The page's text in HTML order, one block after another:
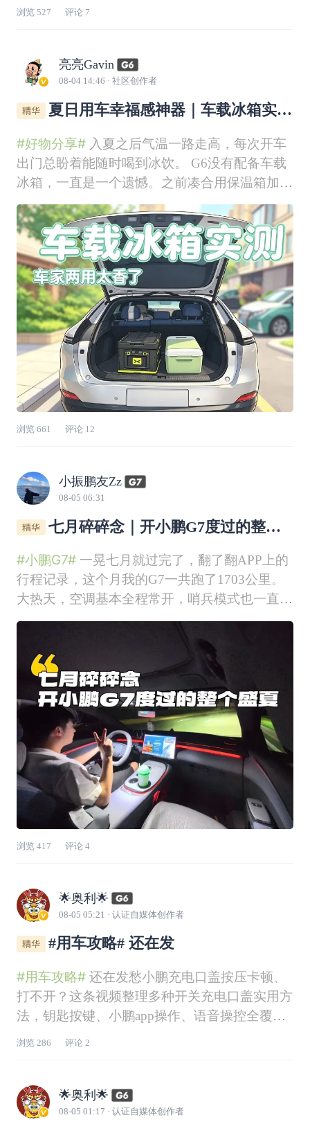
浏览 527 评论 7
亮亮Gavin
08-04 14:46 · 社区创作者
夏日用车幸福感神器｜车载冰箱实
#好物分享#入夏之后气温一路走高，每次开车
出门总盼着能随时喝到冰饮。 G6没有配备车载
冰箱，一直是一个遗憾。之前凑合用保温箱加冰
袋，不仅化水弄得后备箱湿漉漉，撑不了半天就
变回常温，体验感实在一般。对比了多款产品
后，我最终在小鹏商城入手了这款英得尔车载冰
箱，用了半个月，真心觉得是夏日提升用车幸福
感的
浏览 661 评论 12
小振鹏友Zz
08-05 06:31
七月碎碎念｜开小鹏G7度过的整个
#小鹏G7#一晃七月就过完了，翻了翻APP上的
行程记录，这个月我的G7一共跑了1703公里。
大热天，空调基本全程常开，哨兵模式也一直开
启，算下来整月充电323.9度。家里大多用低谷
电价，折算下来百公里电费还不到8块钱。夏天
这么费电的使用场景下，这样的用车成本，电车
的优势真的实实在在感受得到。对我们
浏览 417 评论 4
🌟奥利🌟
08-05 05:21 · 认证自媒体创作者
#用车攻略# 还在发
#用车攻略#还在发愁小鹏充电口盖按压卡顿、
打不开？这条视频整理多种开关充电口盖实用方
法，钥匙按键、小鹏app操作、语音操控全覆
盖，新手一看就会，轻松解决充电口失灵难题。
浏览 286 评论 2
🌟奥利🌟
08-05 01:17 · 认证自媒体创作者